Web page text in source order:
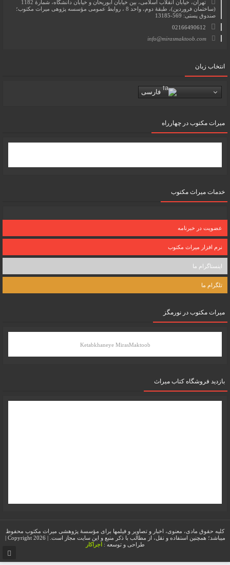
تهران، خیابان انقلاب اسلامی، بین خیابان ابوریحان و خیابان دانشگاه، شمارۀ 1182
(ساختمان فروردین)، طبقۀ دوم، واحد 8 ، روابط عمومی مؤسسه پژوهی میراث مکتوب؛
صندوق پستی: 569-13185
02166490612
info@mirasmaktoob.com
انتخاب زبان
فارسی
میرات مکتوب در چهارراه
خدمات میراث مکتوب
عضویت در خبرنامه
نرم افزار میراث مکتوب
اینستاگرام ما
تلگرام ما
میرات مکتوب در نورمگز
Ketabkhaneye MirasMaktoob
بازدید فروشگاه کتاب میراث
کلیه حقوق مادی، معنوی، اخبار و تصاویر و فیلمها برای مؤسسۀ پژوهشی میراث مکتوب محفوظ
میباشد؛ همچنین استفاده و نقل، از مطالب با ذکر منبع و این سایت مجاز است. | Copyright 2026 |
طراحی و توسعه : اجراکار